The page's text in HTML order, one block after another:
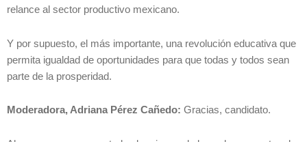
relance al sector productivo mexicano.
Y por supuesto, el más importante, una revolución educativa que
permita igualdad de oportunidades para que todas y todos sean
parte de la prosperidad.
Moderadora, Adriana Pérez Cañedo: Gracias, candidato.